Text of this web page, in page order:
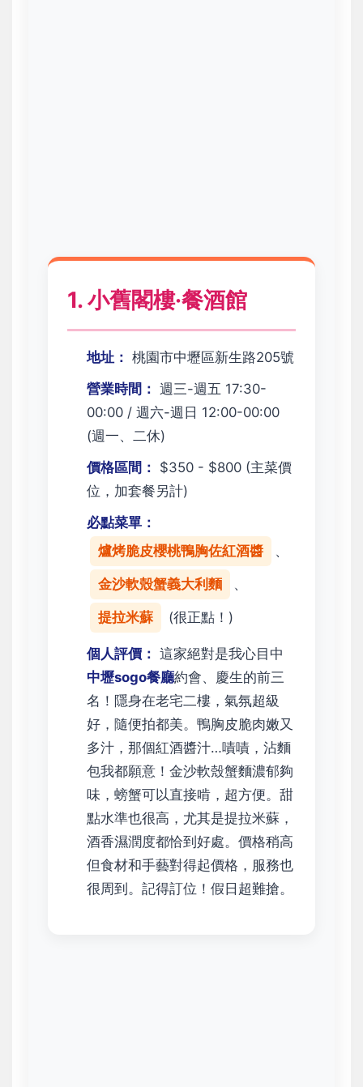
1. 小舊閣樓·餐酒館
地址： 桃園市中壢區新生路205號
營業時間： 週三-週五 17:30-
00:00 / 週六-週日 12:00-00:00
(週一、二休)
價格區間： $350 - $800 (主菜價
位，加套餐另計)
必點菜單：
爐烤脆皮櫻桃鴨胸佐紅酒醬
、
金沙軟殼蟹義大利麵 、
提拉米蘇 (很正點！)
個人評價： 這家絕對是我心目中
中壢sogo餐廳約會、慶生的前三
名！隱身在老宅二樓，氣氛超級
好，隨便拍都美。鴨胸皮脆肉嫩又
多汁，那個紅酒醬汁…嘖嘖，沾麵
包我都願意！金沙軟殼蟹麵濃郁夠
味，螃蟹可以直接啃，超方便。甜
點水準也很高，尤其是提拉米蘇，
酒香濕潤度都恰到好處。價格稍高
但食材和手藝對得起價格，服務也
很周到。記得訂位！假日超難搶。